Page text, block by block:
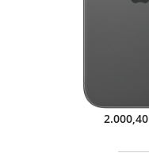
2.000,40